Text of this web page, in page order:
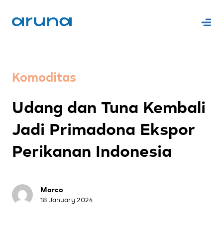
Komoditas
Udang dan Tuna Kembali
Jadi Primadona Ekspor
Perikanan Indonesia
Marco
18 January 2024